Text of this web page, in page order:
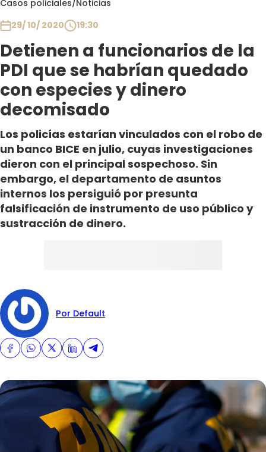
Casos policiales/Noticias
29/ 10/ 2020
19:30
Detienen a funcionarios de la
PDI que se habrían quedado
con especies y dinero
decomisado
Los policías estarían vinculados con el robo de
un banco BICE en julio, cuyas investigaciones
dieron con el principal sospechoso. Sin
embargo, el departamento de asuntos
internos los persiguió por presunta
falsificación de instrumento de uso público y
sustracción de dinero.
Por Default
Club De La Comedia
Contigo en Directo
Plan Perfecto
El Tiempo
Sabingo
Todos Los Programas